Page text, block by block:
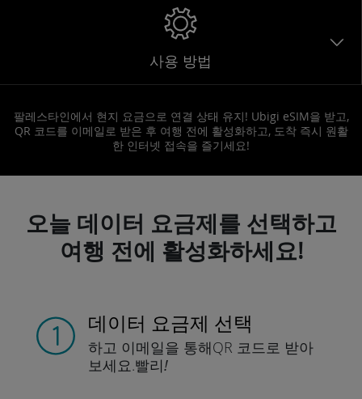
사용 방법
팔레스타인에서 현지 요금으로 연결 상태 유지! Ubigi eSIM을 받고,
QR 코드를 이메일로 받은 후 여행 전에 활성화하고, 도착 즉시 원활
한 인터넷 접속을 즐기세요!
오늘 데이터 요금제를 선택하고
여행 전에 활성화하세요!
데이터 요금제 선택
하고 이메일을 통해QR 코드로 받아
보세요.빨리!